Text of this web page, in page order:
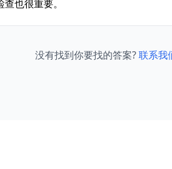
也很重要。
没有找到你要找的答案?联系我